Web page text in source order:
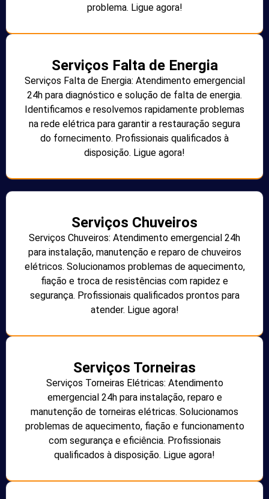
problema. Ligue agora!
Serviços Falta de Energia
Serviços Falta de Energia: Atendimento emergencial
24h para diagnóstico e solução de falta de energia.
Identificamos e resolvemos rapidamente problemas
na rede elétrica para garantir a restauração segura
do fornecimento. Profissionais qualificados à
disposição. Ligue agora!
Serviços Chuveiros
Serviços Chuveiros: Atendimento emergencial 24h
para instalação, manutenção e reparo de chuveiros
elétricos. Solucionamos problemas de aquecimento,
fiação e troca de resistências com rapidez e
segurança. Profissionais qualificados prontos para
atender. Ligue agora!
Serviços Torneiras
Serviços Torneiras Elétricas: Atendimento
emergencial 24h para instalação, reparo e
manutenção de torneiras elétricas. Solucionamos
problemas de aquecimento, fiação e funcionamento
com segurança e eficiência. Profissionais
qualificados à disposição. Ligue agora!